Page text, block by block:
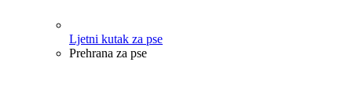
Ljetni kutak za pse
Prehrana za pse